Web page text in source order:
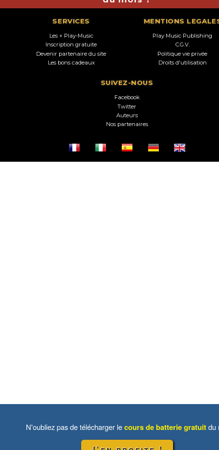
SERVICES
Les + Play-Music
Inscription gratuite
Devenir partenaire du site
Les bons cadeaux
MENTIONS
Play Music Publishing
C.G.V.
Politique vie privée
Droits d'utilisation
SUIVEZ-NOUS
Facebook
Twitter
Auteurs
Nos partenaires
N'oubliez pas de télécharger lecours de batterie gratuitdu